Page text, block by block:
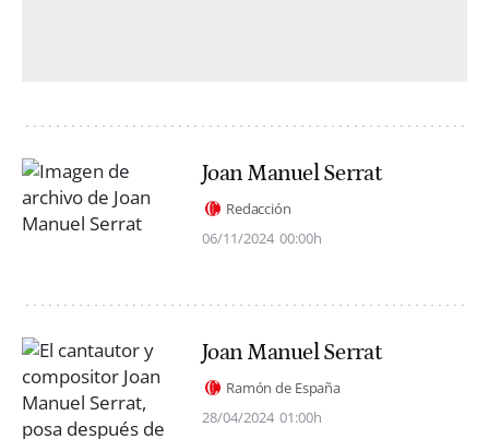
Joan Manuel Serrat
Redacción
06/11/2024 00:00h
Joan Manuel Serrat
Ramón de España
28/04/2024 01:00h